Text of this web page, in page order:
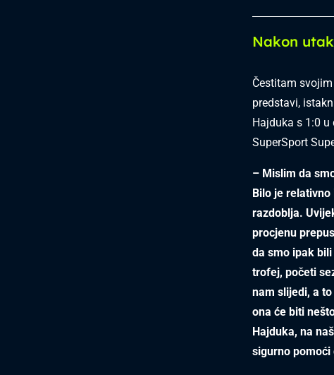
Nakon
Čestitam
predstavi,
Hajduka s 1:0
SuperSport
– Mislim da
Bilo je
razdoblja.
procjenu
da smo ipak
trofej, početi
nam slijedi, a
ona će biti
Hajduka, na
sigurno